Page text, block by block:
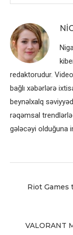
redaktorudur.
bağlı xəbərlərə
beynəlxalq
rəqəmsal
gələcəyi olduğuna
Riot Games
VALORANT